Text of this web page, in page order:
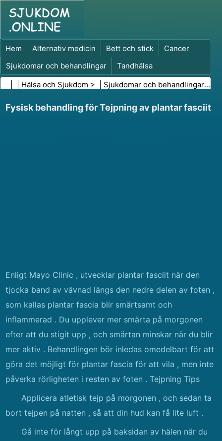
Hem Alternativ medicin Bett och stick
Cancer
Sjukdomar och behandlingar
Tandhälsa
Kost och näring
Familjehälsa
Hälsa och Sjukdom > | Sjukdomar och behandlingar|
Fysisk behandling för Tejpning av plantar fasciit
Enligt Mayo Clinic , utvecklar plantar fasciit när den
tjocka band av vävnad längs den nedre delen av foten ,
som kallas plantar fascia blir smärtsamt och
inflammerad . Du upplever mer smärta på morgonen
efter att du stigit upp , och smärtan minskar när du blir
mer aktiv . Behandlingen bör inledas omedelbart för att
göra det möjligt för plantar fascia för att vila , men inte
påverka rörligheten i resten av foten . Tejpning Tips
Applicera atletisk tejp på morgonen , och sedan ta
bort tejpen på natten , så att din hud kan få lite luft .
Gå inte för långt upp på baksidan av hälen när du